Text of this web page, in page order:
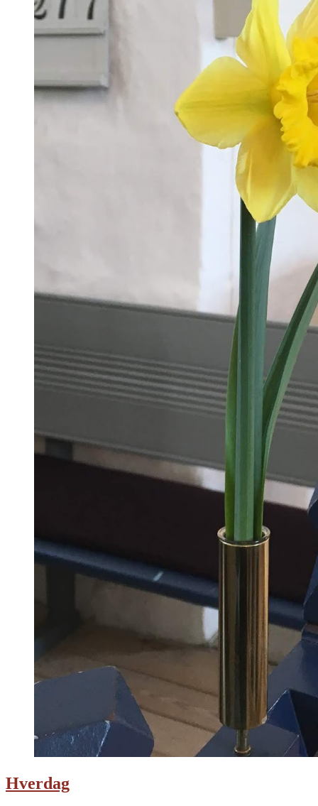
Hverdag